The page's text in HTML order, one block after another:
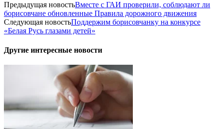
Предыдущая новостьВместе с ГАИ проверили, соблюдают ли
борисовчане обновленные Правила дорожного движения
Следующая новостьПоддержим борисовчанку на конкурсе
«Белая Русь глазами детей»
Другие интересные новости